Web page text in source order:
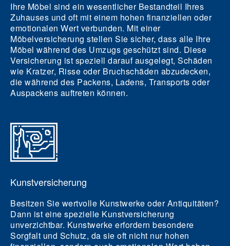
Ihre Möbel sind ein wesentlicher Bestandteil Ihres
Zuhauses und oft mit einem hohen finanziellen oder
emotionalen Wert verbunden. Mit einer
Möbelversicherung stellen Sie sicher, dass alle Ihre
Möbel während des Umzugs geschützt sind. Diese
Versicherung ist speziell darauf ausgelegt, Schäden
wie Kratzer, Risse oder Bruchschäden abzudecken,
die während des Packens, Ladens, Transports oder
Auspackens auftreten können.
Kunstversicherung
Besitzen Sie wertvolle Kunstwerke oder Antiquitäten?
Dann ist eine spezielle Kunstversicherung
unverzichtbar. Kunstwerke erfordern besondere
Sorgfalt und Schutz, da sie oft nicht nur hohen